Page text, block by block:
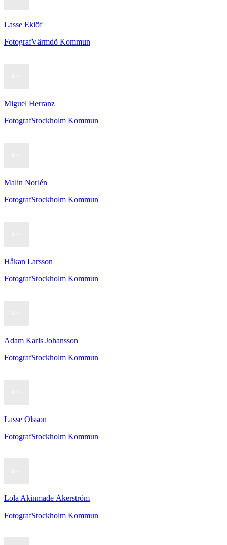
Lasse Eklöf
FotografVärmdö Kommun
Miguel Herranz
FotografStockholm Kommun
Malin Norlén
FotografStockholm Kommun
Håkan Larsson
FotografStockholm Kommun
Adam Karls Johansson
FotografStockholm Kommun
Lasse Olsson
FotografStockholm Kommun
Lola Akinmade Åkerström
FotografStockholm Kommun